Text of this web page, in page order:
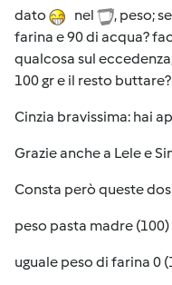
dato
nel
, peso;
farina e 90 di acqua?
qualcosa sul
100 gr e il resto
Cinzia bravissima: hai
Grazie anche a Lele e
Consta però queste
peso pasta madre (100)
uguale peso di farina 0